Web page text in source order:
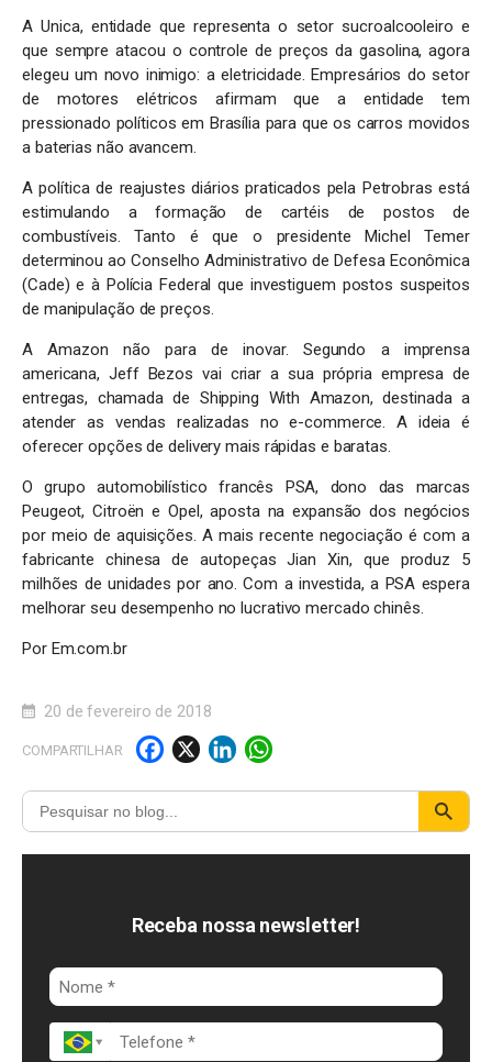
A Unica, entidade que representa o setor sucroalcooleiro e
que sempre atacou o controle de preços da gasolina, agora
elegeu um novo inimigo: a eletricidade. Empresários do setor
de motores elétricos afirmam que a entidade tem
pressionado políticos em Brasília para que os carros movidos
a baterias não avancem.
A política de reajustes diários praticados pela Petrobras está
estimulando a formação de cartéis de postos de
combustíveis. Tanto é que o presidente Michel Temer
determinou ao Conselho Administrativo de Defesa Econômica
(Cade) e à Polícia Federal que investiguem postos suspeitos
de manipulação de preços.
A Amazon não para de inovar. Segundo a imprensa
americana, Jeff Bezos vai criar a sua própria empresa de
entregas, chamada de Shipping With Amazon, destinada a
atender as vendas realizadas no e-commerce. A ideia é
oferecer opções de delivery mais rápidas e baratas.
O grupo automobilístico francês PSA, dono das marcas
Peugeot, Citroën e Opel, aposta na expansão dos negócios
por meio de aquisições. A mais recente negociação é com a
fabricante chinesa de autopeças Jian Xin, que produz 5
milhões de unidades por ano. Com a investida, a PSA espera
melhorar seu desempenho no lucrativo mercado chinês.
Por Em.com.br
20 de fevereiro de 2018
COMPARTILHAR
F
a
c
e
o
o
k
X Li
n
k
e
I
n
W
h
a
t
A
p
p
Receba nossa newsletter!